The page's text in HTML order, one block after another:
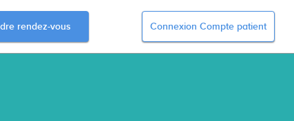
rendez-vous Connexion Compte patient